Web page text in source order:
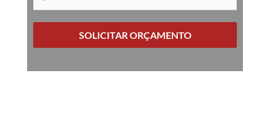
SOLICITAR ORÇAMENTO